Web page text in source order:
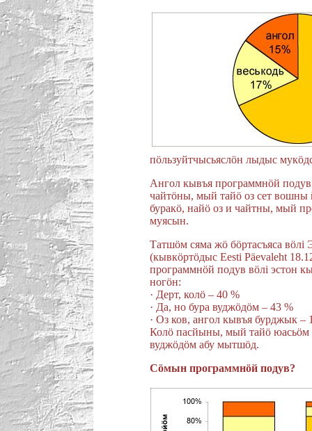
пöльзуйтчысьяслöн лыдыс
Ангол кывъя программнöй
чайтöны, мый тайö оз сет
буракö, найö оз и чайтны, мый
муясын.
Татшöм сяма жö бöртасъяса вöлi
(кывкöртöдыс Eesti Päevaleht
программнöй подув вöлi эстон
ногöн:
· Дерт, колö – 40 %
· Да, но бура вуджöдöм – 43 %
· Оз ков, ангол кывъя бурджык –
Колö пасйыны, мый тайö юасьöм
вуджöдöм абу мытшöд.
Сöмын программнöй подув?